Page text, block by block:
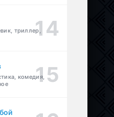
триллер,
комедия,